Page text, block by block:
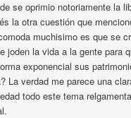
se oprimio notoriamente la
la otra cuestión que
muchisimo es que se
joden la vida a la gente para
exponencial sus
La verdad me parece una
todo este tema